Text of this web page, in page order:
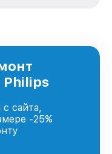
уровень
клиентов.
Philips
сайта,
-25%